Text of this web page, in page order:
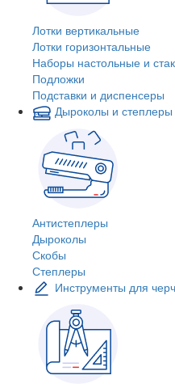
Лотки вертикальные
Лотки горизонтальные
Наборы настольные и
Подложки
Подставки и диспенсеры
Дыроколы и степлеры
Антистеплеры
Дыроколы
Скобы
Степлеры
Инструменты для